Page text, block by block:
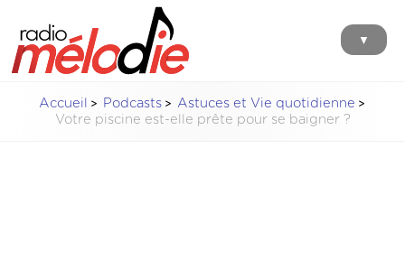
▼
Accueil Podcasts
Astuces et Vie quotidienne
Votre piscine est-elle prête pour se baigner ?